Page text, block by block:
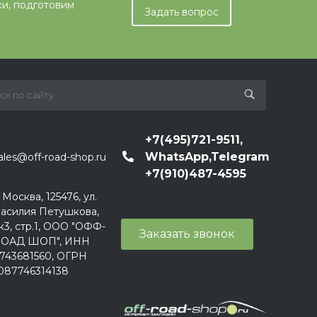
подготовим
Задать вопрос
road-shop.ru
+7(495)721-9511,
WhatsApp,Telegram
+7(910)487-4595
Москва, 125476, ул.
Петушкова,
стр.1, ООО "ОФФ-
ШОП", ИНН
ОГРН
Заказать звонок